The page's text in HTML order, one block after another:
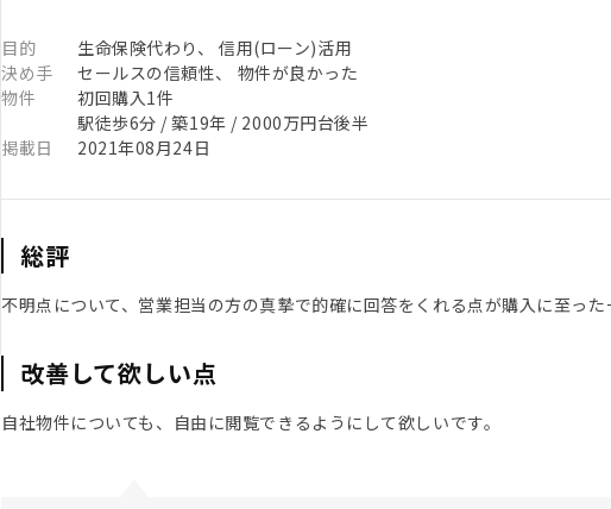
目的
生命保険代わり、 信用(ローン)活用
決め手
セールスの信頼性、 物件が良かった
物件
初回購入1件
駅徒歩6分 / 築19年 / 2000万円台後半
掲載日
2021年08月24日
総評
不明点について、営業担当の方の真摯で的確に回答をくれる点が購入に至った
改善して欲しい点
自社物件についても、自由に閲覧できるようにして欲しいです。